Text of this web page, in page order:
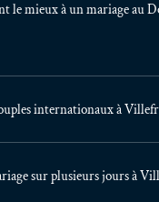
le mieux à un mariage au
internationaux à
sur plusieurs jours à